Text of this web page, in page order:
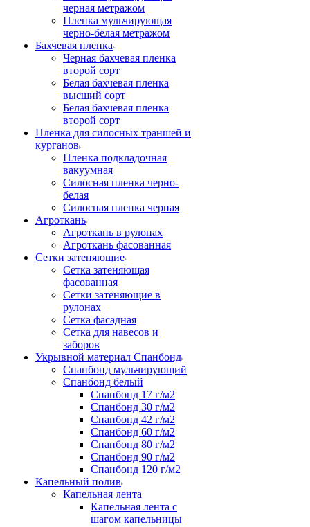
черная метражом
Пленка мульчирующая
черно-белая метражом
Бахчевая пленка
Черная бахчевая пленка
второй сорт
Белая бахчевая пленка
высший сорт
Белая бахчевая пленка
второй сорт
Пленка для силосных траншей и
курганов
Пленка подкладочная
вакуумная
Силосная пленка черно-
белая
Силосная пленка черная
Агроткань
Агроткань в рулонах
Агроткань фасованная
Сетки затеняющие
Сетка затеняющая
фасованная
Сетки затеняющие в
рулонах
Сетка фасадная
Сетка для навесов и
заборов
Укрывной материал Спанбонд
Спанбонд мульчирующий
Спанбонд белый
Спанбонд 17 г/м2
Спанбонд 30 г/м2
Спанбонд 42 г/м2
Спанбонд 60 г/м2
Спанбонд 80 г/м2
Спанбонд 90 г/м2
Спанбонд 120 г/м2
Капельный полив
Капельная лента
Капельная лента с
шагом капельницы